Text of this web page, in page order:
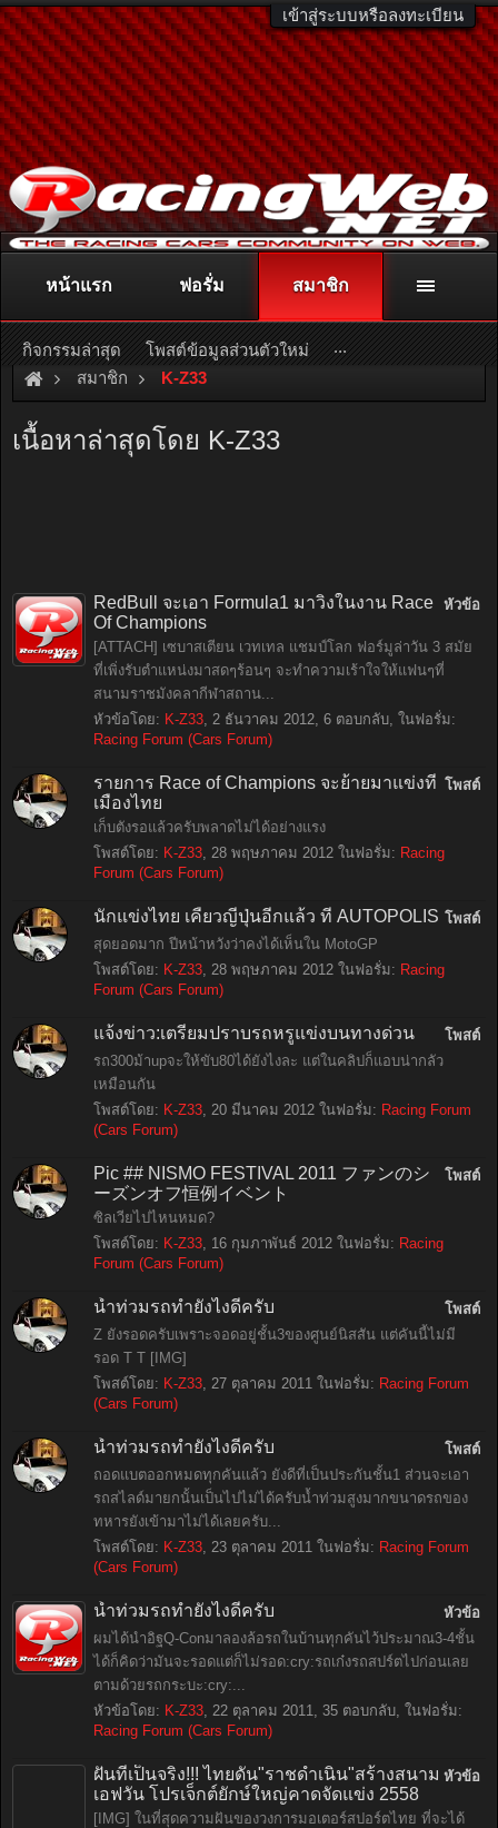
เข้าสู่ระบบหรือลงทะเบียน
ติดต่อลงโฆษณา racingweb@gmail.comหรือโทร. 081-811-1138
หรืออ่านรายละเอียดเพิ่มเติม คลิกที่นี่
สมาชิก K-Z33
เนื้อหาล่าสุดโดย K-Z33
หัวข้อ
RedBull จะเอา Formula1 มาวิ่งในงาน Race
Of Champions
[ATTACH] เซบาสเตียน เวทเทล แชมป์โลก ฟอร์มูล่าวัน 3 สมัย
ที่เพิ่งรับตำแหน่งมาสดๆร้อนๆ จะทำความเร้าใจให้แฟนๆที่
สนามราชมังคลากีฬาสถาน...
หัวข้อโดย: K-Z33, 2 ธันวาคม 2012, 6 ตอบกลับ, ในฟอรั่ม:
Racing Forum (Cars Forum)
โพสต์
รายการ Race of Champions จะย้ายมาแข่งที่
เมืองไทย
เก็บตังรอแล้วครับพลาดไม่ได้อย่างแรง
โพสต์โดย: K-Z33, 28 พฤษภาคม 2012 ในฟอรั่ม: Racing
Forum (Cars Forum)
โพสต์
นักแข่งไทย เคี้ยวญี่ปุ่นอีกแล้ว ที่ AUTOPOLIS
สุดยอดมาก ปีหน้าหวังว่าคงได้เห็นใน MotoGP
โพสต์โดย: K-Z33, 28 พฤษภาคม 2012 ในฟอรั่ม: Racing
Forum (Cars Forum)
โพสต์
แจ้งข่าว:เตรียมปราบรถหรูแข่งบนทางด่วน
รถ300ม้าupจะให้ขับ80ได้ยังไงละ แต่ในคลิปก็แอบน่ากลัว
เหมือนกัน
โพสต์โดย: K-Z33, 20 มีนาคม 2012 ในฟอรั่ม: Racing Forum
(Cars Forum)
โพสต์
Pic ## NISMO FESTIVAL 2011 ファンのシ
ーズンオフ恒例イベント
ซิลเวียไปไหนหมด?
โพสต์โดย: K-Z33, 16 กุมภาพันธ์ 2012 ในฟอรั่ม: Racing
Forum (Cars Forum)
โพสต์
น้ำท่วมรถทำยังไงดีครับ
Z ยังรอดครับเพราะจอดอยู่ชั้น3ของศูนย์นิสสัน แต่คันนี้ไม่มี
รอด T T [IMG]
โพสต์โดย: K-Z33, 27 ตุลาคม 2011 ในฟอรั่ม: Racing Forum
(Cars Forum)
โพสต์
น้ำท่วมรถทำยังไงดีครับ
ถอดแบตออกหมดทุกคันแล้ว ยังดีที่เป็นประกันชั้น1 ส่วนจะเอา
รถสไลด์มายกนั้นเป็นไปไม่ได้ครับน้ำท่วมสูงมากขนาดรถของ
ทหารยังเข้ามาไม่ได้เลยครับ...
โพสต์โดย: K-Z33, 23 ตุลาคม 2011 ในฟอรั่ม: Racing Forum
(Cars Forum)
หัวข้อ
น้ำท่วมรถทำยังไงดีครับ
ผมได้นำอิฐQ-Conมาลองล้อรถในบ้านทุกคันไว้ประมาณ3-4ชั้น
ได้ก็คิดว่ามันจะรอดแต่ก็ไม่รอด:cry:รถเก๋งรถสปร์ตไปก่อนเลย
ตามด้วยรถกระบะ:cry:...
หัวข้อโดย: K-Z33, 22 ตุลาคม 2011, 35 ตอบกลับ, ในฟอรั่ม:
Racing Forum (Cars Forum)
หัวข้อ
ฝันที่เป็นจริง!!! ไทยดัน"ราชดำเนิน"สร้างสนาม
เอฟวัน โปรเจ็กต์ยักษ์ใหญ่คาดจัดแข่ง 2558
[IMG] ในที่สุดความฝันของวงการมอเตอร์สปอร์ตไทย ที่จะได้
หน้าแรก ฟอรั่ม สมาชิก
กิจกรรมล่าสุด โพสต์ข้อมูลส่วนตัวใหม่ ...